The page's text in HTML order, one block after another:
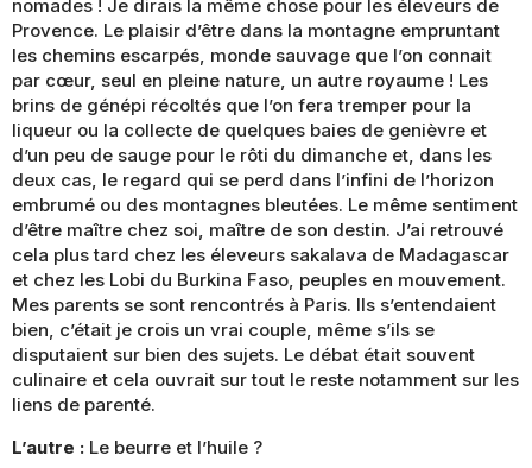
nomades ! Je dirais la même chose pour les éleveurs de
Provence. Le plaisir d’être dans la montagne empruntant
les chemins escarpés, monde sauvage que l’on connait
par cœur, seul en pleine nature, un autre royaume ! Les
brins de génépi récoltés que l’on fera tremper pour la
liqueur ou la collecte de quelques baies de genièvre et
d’un peu de sauge pour le rôti du dimanche et, dans les
deux cas, le regard qui se perd dans l’infini de l’horizon
embrumé ou des montagnes bleutées. Le même sentiment
d’être maître chez soi, maître de son destin. J’ai retrouvé
cela plus tard chez les éleveurs sakalava de Madagascar
et chez les Lobi du Burkina Faso, peuples en mouvement.
Mes parents se sont rencontrés à Paris. Ils s’entendaient
bien, c’était je crois un vrai couple, même s’ils se
disputaient sur bien des sujets. Le débat était souvent
culinaire et cela ouvrait sur tout le reste notamment sur les
liens de parenté.
L’autre : Le beurre et l’huile ?